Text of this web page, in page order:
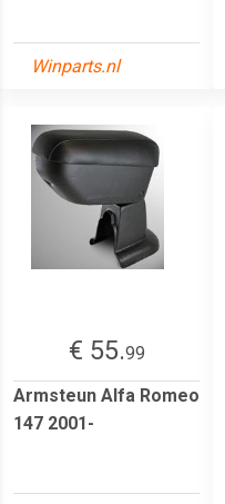
Winparts.nl
€ 55.99
Armsteun Alfa Romeo
147 2001-